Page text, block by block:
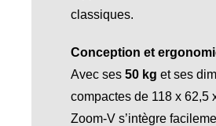
classiques.
Conception et
Avec ses 50 kg et ses
compactes de 118 x 62,5
Zoom-V s’intègre